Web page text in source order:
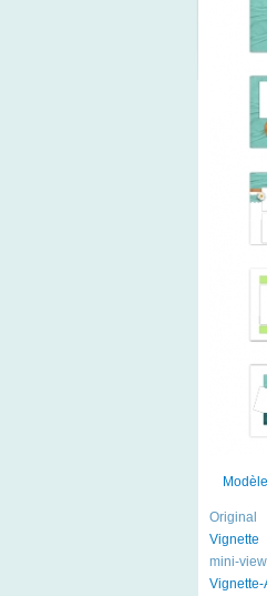
Original
Vignette
mini-view
Vignette-